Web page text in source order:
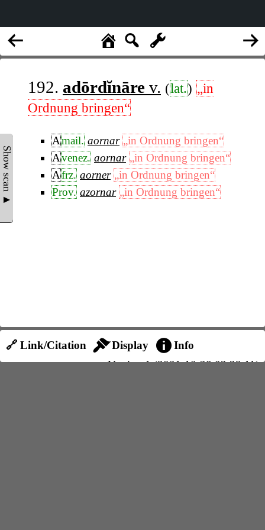
Show scan ▲
192. adōrdĭnāre v. (lat.) „in
Ordnung bringen“
Amail. aornar „in Ordnung bringen“
Avenez. aornar „in Ordnung bringen“
Afrz. aorner „in Ordnung bringen“
Prov. azornar „in Ordnung bringen“
🔗 Link/Citation Display
Info
Version 1 (2021-10-28 03:29:11)